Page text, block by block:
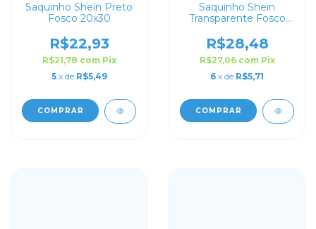
Saquinho Shein Preto
Fosco 20x30
R$22,93
R$21,78 com Pix
5 x de R$5,49
COMPRAR
Saquinho Shein
Transparente Fosco
R$28,48
R$27,06 com Pix
6 x de R$5,71
COMPRAR